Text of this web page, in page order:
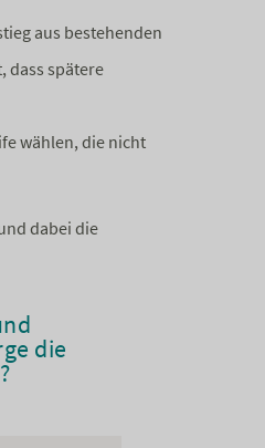
aus bestehenden
dass spätere
wählen, die nicht
dabei die
die